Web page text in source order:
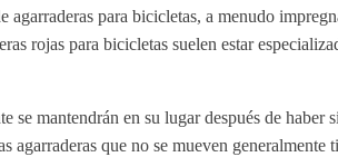
para bicicletas, a menudo
rojas para bicicletas suelen estar
se mantendrán en su lugar después de
que no se mueven